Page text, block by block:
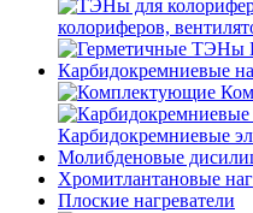
колориферов,
Карбидокремниевые
Карбидокремниевые
Молибденовые
Хромитлантановые
Плоские нагреватели